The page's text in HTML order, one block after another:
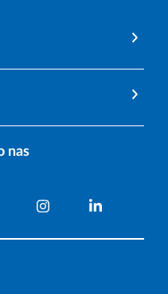
nas